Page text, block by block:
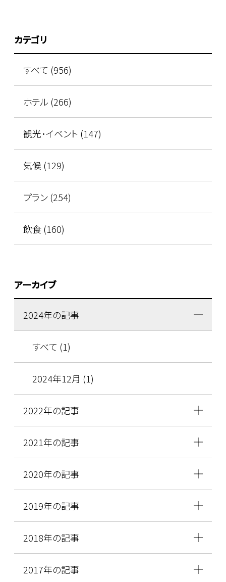
カテゴリ
すべて (956)
ホテル (266)
観光･イベント (147)
気候 (129)
プラン (254)
飲食 (160)
アーカイブ
2024年の記事
すべて (1)
2024年12月 (1)
2022年の記事
2021年の記事
2020年の記事
2019年の記事
2018年の記事
2017年の記事